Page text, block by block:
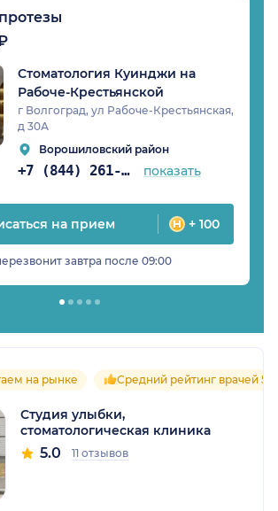
Стоматология Куинджи на
Рабоче-Крестьянской
г Волгоград, ул Рабоче-Крестьянская,
д 30А
Ворошиловский район
+7 (844) 261-34-28 показать
на прием + 100
завтра после 09:00
на рынке Средний рейтинг врачей 5.0
Студия улыбки,
стоматологическая клиника
5.0 11 отзывов